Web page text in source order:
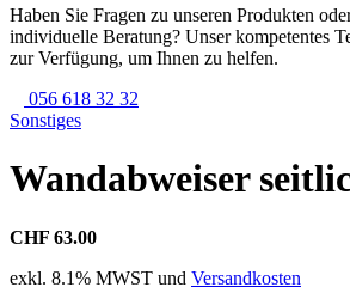
Haben Sie Fragen zu unseren Produkten
individuelle Beratung? Unser kompetentes
zur Verfügung, um Ihnen zu helfen.
056 618 32 32
Sonstiges
Wandabweiser
CHF 63.00
exkl. 8.1% MWST und Versandkosten